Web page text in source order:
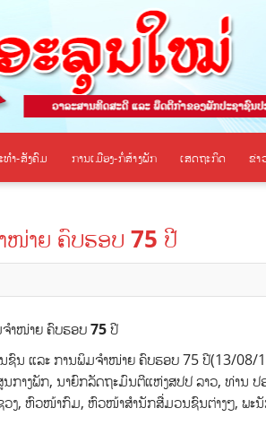
ທຳ-ສັງຄົມ ການເມືອງ-ກໍ່ສ້າງພັກ ເສດຖະກິດ ຂ່າ
ໜ່າຍ ຄົບຮອບ 75 ປີ
ຳໜ່າຍ ຄົບຮອບ 75 ປີ
ນ ແລະ ການພິມຈຳໜ່າຍ ຄົບຮອບ 75 ປີ(13/08/
າງພັກ, ນາຍົກລັດຖະມົນຕີແຫ່ງສປປ ລາວ, ທ່ານ ປ
ວງ, ຫົວໜ້າກົມ, ຫົວໜ້າສໍານັກສື່ມວນຊົນຕ່າງໆ, ພະນັ